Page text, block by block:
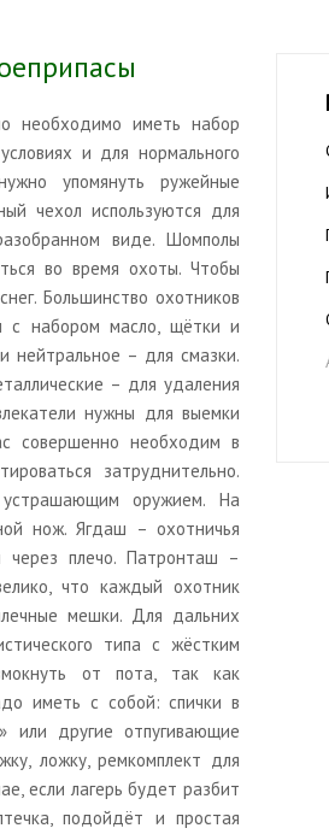
необходимо иметь набор
и для нормального
упомянуть ружейные
чехол используются для
виде. Шомполы
во время охоты. Чтобы
Большинство охотников
с набором масло, щётки и
нейтральное – для смазки.
– для удаления
нужны для выемки
совершенно необходим в
затруднительно.
оружием. На
нож. Ягдаш – охотничья
через плечо. Патронташ –
что каждый охотник
мешки. Для дальних
типа с жёстким
от пота, так как
иметь с собой: спички в
или другие отпугивающие
ложку, ремкомплект для
если лагерь будет разбит
подойдёт и простая